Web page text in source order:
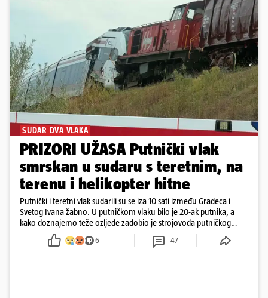
SUDAR DVA VLAKA
PRIZORI UŽASA Putnički vlak
smrskan u sudaru s teretnim, na
terenu i helikopter hitne
Putnički i teretni vlak sudarili su se iza 10 sati između Gradeca i
Svetog Ivana žabno. U putničkom vlaku bilo je 20-ak putnika, a
kako doznajemo teže ozljede zadobio je strojovođa putničkog
vlaka. Zatvoren je promet, a fotoreporteri Prigorskog objavili su
prve snimke s mjesta sudara
6 47